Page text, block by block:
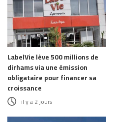
LabelVie lève 500 millions de
dirhams via une émission
obligataire pour financer sa
croissance
il y a 2 jours